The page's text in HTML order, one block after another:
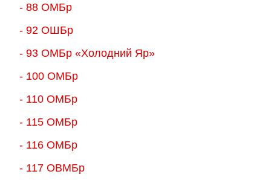
- 88 ОМБр
- 92 ОШБр
- 93 ОМБр «Холодний Яр»
- 100 ОМБр
- 110 ОМБр
- 115 ОМБр
- 116 ОМБр
- 117 ОВМБр